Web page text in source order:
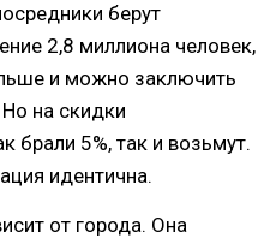
берут
2,8 миллиона человек,
и можно заключить
на скидки
брали 5%, так и возьмут.
идентична.
от города. Она